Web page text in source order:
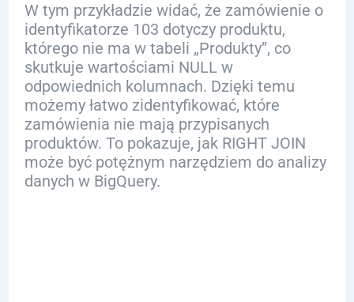
W tym przykładzie widać, że zamówienie o
identyfikatorze 103 dotyczy produktu,
którego nie ma w tabeli „Produkty”, co
skutkuje wartościami NULL w
odpowiednich kolumnach. Dzięki temu
możemy łatwo zidentyfikować, które
zamówienia nie mają przypisanych
produktów. To pokazuje, jak RIGHT JOIN
może być potężnym narzędziem do analizy
danych w BigQuery.